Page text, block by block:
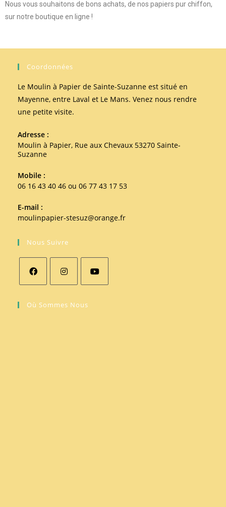
Nous vous souhaitons de bons achats, de nos papiers pur chiffon,
sur notre boutique en ligne !
Coordonnées
Le Moulin à Papier de Sainte-Suzanne est situé en
Mayenne, entre Laval et Le Mans. Venez nous rendre
une petite visite.
Adresse :
Moulin à Papier, Rue aux Chevaux 53270 Sainte-
Suzanne
Mobile :
06 16 43 40 46 ou 06 77 43 17 53
E-mail :
moulinpapier-stesuz@orange.fr
Nous Suivre
Où Sommes Nous